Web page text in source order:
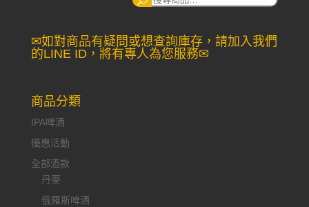
✉如對商品有疑問或想查詢庫存，請加入我們
的LINE ID，將有專人為您服務✉
商品分類
IPA啤酒
優惠活動
全部酒款
丹麥
俄羅斯啤酒